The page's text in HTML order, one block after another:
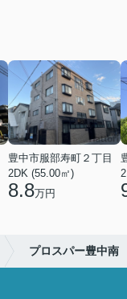
豊中市服部寿町２丁目
2DK (55.00㎡)
8.8万円
プロスパー豊中南